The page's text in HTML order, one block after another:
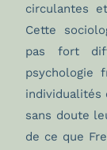
circulantes
Cette
pas fort
psychologie
individualités
sans doute
de ce que